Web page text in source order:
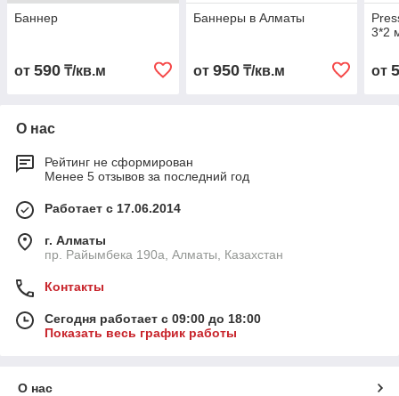
Баннер
от 590 ₸/кв.м
Баннеры в Алматы
от 950₸/кв.м
3*2
от
О нас
Рейтинг не сформирован
Менее 5 отзывов за последний год
Работает с 17.06.2014
г. Алматы
пр. Райымбека 190а, Алматы, Казахстан
Контакты
Сегодня работает с 09:00 до 18:00
Показать весь график работы
О нас